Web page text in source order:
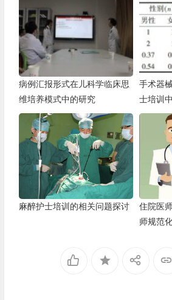
病例汇报形式在儿科学临床思
维培养模式中的研究
手术器
士培训
麻醉护士培训的相关问题探讨
住院医
师规范